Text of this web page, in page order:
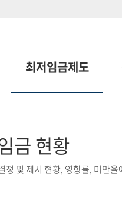
최저임금제도
금 현황
정 및 제시 현황, 영향률, 미만